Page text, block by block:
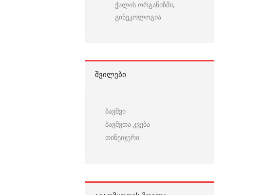
ქალის ორგანიზმი,
გინეკოლოგია
ᲨᲕᲘᲚᲔᲑᲘ
ბავშვი
ბავშვთა კვება
თინეიჯერი